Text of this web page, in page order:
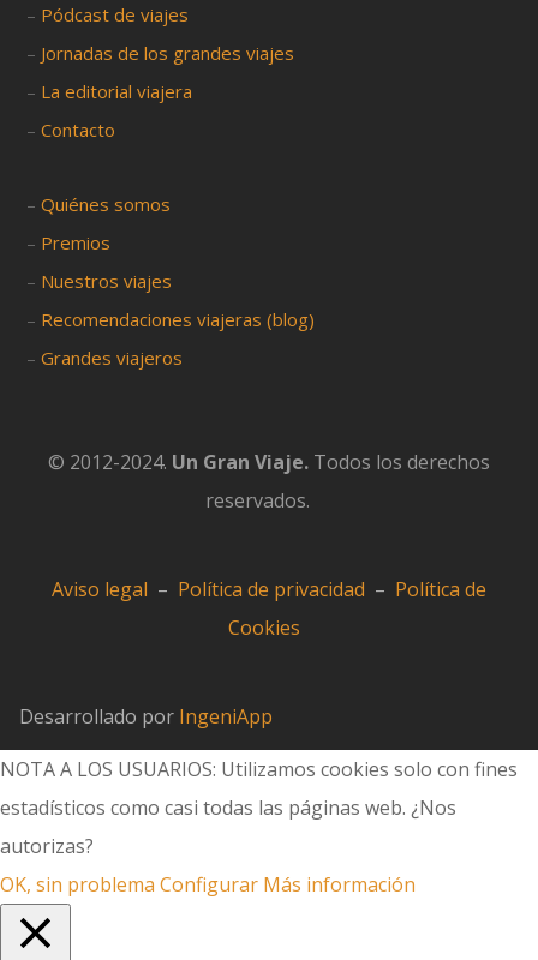
– Pódcast de viajes
– Jornadas de los grandes viajes
– La editorial viajera
–Contacto
–Quiénes somos
– Premios
– Nuestros viajes
– Recomendaciones viajeras (blog)
–Grandes viajeros
© 2012-2024. Un Gran Viaje. Todos los derechos
reservados.
Aviso legal – Política de privacidad – Política de
Cookies
Desarrollado por IngeniApp
NOTA A LOS USUARIOS: Utilizamos cookies solo con fines
estadísticos como casi todas las páginas web. ¿Nos
autorizas?
OK, sin problema Configurar Más información